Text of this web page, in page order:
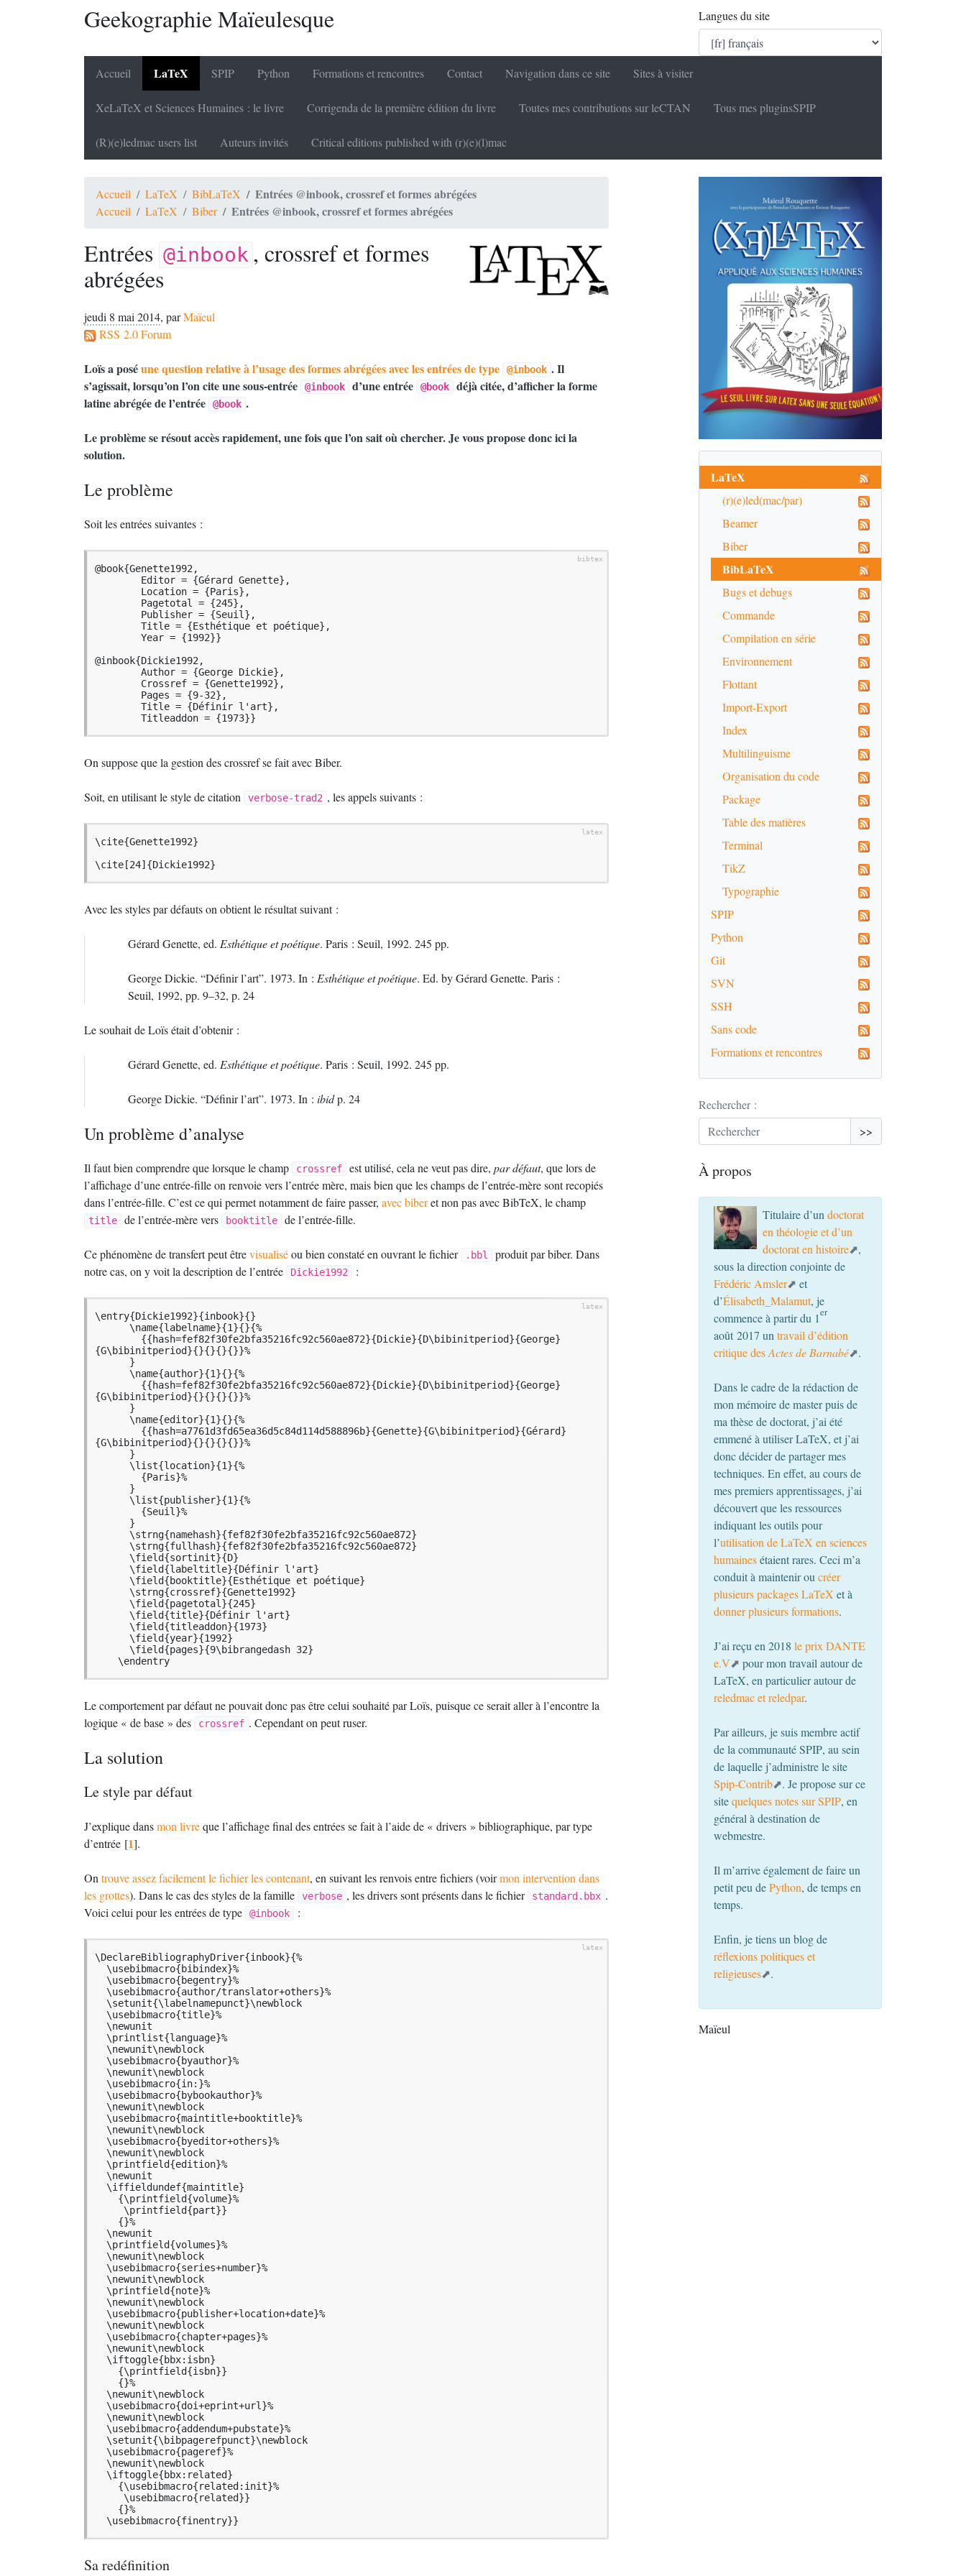
Geekographie Maïeulesque Langues du site
Accueil LaTeX SPIP Python Formations et rencontres Contact Navigation dans ce site Sites à visiter
XeLaTeX et Sciences Humaines : le livre Corrigenda de la première édition du livre Toutes mes contributions sur leCTAN Tous mes pluginsSPIP
(R)(e)ledmac users list Auteurs invités Critical editions published with (r)(e)(l)mac
Accueil LaTeX BibLaTeX Entrées @inbook, crossref et formes abrégées
Accueil LaTeX Biber Entrées @inbook, crossref et formes abrégées
Entrées @inbook , crossref et formes
abrégées
jeudi 8 mai 2014, parMaïeul
RSS 2.0 Forum
Loïs a poséune question relative à l’usage des formes abrégées avec les entrées de type @inbook . Il
s’agissait, lorsqu’on l’on cite une sous-entrée
@inbook d’une entrée @book
déjà citée, d’afficher la forme
latine abrégée de l’entrée
@book .
Le problème se résout accès rapidement, une fois que l’on sait où chercher. Je vous propose donc ici la
solution.
Le problème
Soit les entrées suivantes :
@book{Genette1992,
Editor = {Gérard Genette},
Location = {Paris},
Pagetotal = {245},
Publisher = {Seuil},
Title = {Esthétique et poétique},
Year = {1992}}
@inbook{Dickie1992,
Author = {George Dickie},
Crossref = {Genette1992},
Pages = {9-32},
Title = {Définir l'art},
Titleaddon = {1973}}
On suppose que la gestion des crossref se fait avec Biber.
Soit, en utilisant le style de citation verbose-trad2 , les appels suivants :
\cite{Genette1992}
\cite[24]{Dickie1992}
Avec les styles par défauts on obtient le résultat suivant :
Gérard Genette, ed. Esthétique et poétique. Paris : Seuil, 1992. 245 pp.
George Dickie. “Définir l’art”. 1973. In : Esthétique et poétique. Ed. by Gérard Genette. Paris :
Seuil, 1992, pp. 9–32, p. 24
Le souhait de Loïs était d’obtenir :
Gérard Genette, ed. Esthétique et poétique. Paris : Seuil, 1992. 245 pp.
George Dickie. “Définir l’art”. 1973. In : ibidp. 24
Un problème d’analyse
Il faut bien comprendre que lorsque le champ crossref est utilisé, cela ne veut pas dire, par défaut, que lors de
l’affichage d’une entrée-fille on renvoie vers l’entrée mère, mais bien que les champs de l’entrée-mère sont recopiés
dans l’entrée-fille. C’est ce qui permet notamment de faire passer, avec biberet non pas avec BibTeX, le champ
title de l’entrée-mère vers booktitle de l’entrée-fille.
Ce phénomène de transfert peut êtrevisualiséou bien constaté en ouvrant le fichier .bbl
produit par biber. Dans
notre cas, on y voit la description de l’entrée
Dickie1992 :
\entry{Dickie1992}{inbook}{}
{G\bibinitperiod}{}{}{}{}}%
{G\bibinitperiod}{}{}{}{}}%
{G\bibinitperiod}{}{}{}{}}%
\endentry
Le comportement par défaut ne pouvait donc pas être celui souhaité par Loïs, puisque ce serait aller à l’encontre la
logique « de base » des crossref . Cependant on peut ruser.
La solution
Le style par défaut
J’explique dansmon livreque l’affichage final des entrées se fait à l’aide de « drivers » bibliographique, par type
d’entrée [1].
On trouve assez facilement le fichier les contenant, en suivant les renvois entre fichiers (voirmon intervention dans
les grottes). Dans le cas des styles de la famille verbose , les drivers sont présents dans le fichier standard.bbx .
Voici celui pour les entrées de type
@inbook :
\DeclareBibliographyDriver{inbook}{%
  \usebibmacro{finentry}}
Sa redéfinition
LaTeX
(r)(e)led(mac/par)
Beamer
Biber
BibLaTeX
Bugs et debugs
Commande
Compilation en série
Environnement
Flottant
Import-Export
Index
Multilinguisme
Organisation du code
Package
Table des matières
Terminal
TikZ
Typographie
SPIP
Python
Git
SVN
SSH
Sans code
Formations et rencontres
Rechercher :
>>
À propos
Titulaire d’un doctorat
en théologie et d’un
doctorat en histoire
,
sous la direction conjointe de
Frédéric Amsler
et
d’Élisabeth_Malamut, je
commence à partir du 1er
août 2017 un travail d’édition
critique desActes de Barnabé .
Dans le cadre de la rédaction de
mon mémoire de master puis de
ma thèse de doctorat, j’ai été
emmené à utiliser LaTeX, et j’ai
donc décider de partager mes
techniques. En effet, au cours de
mes premiers apprentissages, j’ai
découvert que les ressources
indiquant les outils pour
l’utilisation de LaTeX en sciences
humainesétaient rares. Ceci m’a
conduit à maintenir ou créer
plusieurs packages LaTeX et à
donner plusieurs formations.
J’ai reçu en 2018 le prix DANTE
e.V
pour mon travail autour de
LaTeX, en particulier autour de
reledmac et reledpar.
Par ailleurs, je suis membre actif
de la communautéSPIP, au sein
de laquelle j’administre le site
Spip-Contrib
. Je propose sur ce
sitequelques notes surSPIP, en
général à destination de
webmestre.
Il m’arrive également de faire un
petit peu dePython, de temps en
temps.
Enfin, je tiens un blog de
réflexions politiques et
religieuses
.
Maïeul